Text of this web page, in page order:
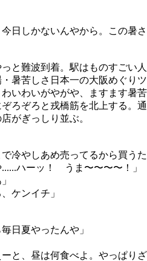
日しかないんやから。この暑さ
と難波到着。駅はものすごい人
暑苦しさ日本一の大阪めぐりツ
いわいがやがや、ますます暑苦
ろぞろと戎橋筋を北上する。通
がぎっしり並ぶ。
冷やしあめ売ってるから買うた
ハーッ！ うま〜〜〜〜！」
ケンイチ」
日夏やったんや」
ーと、昼は何食べよ。やっぱりざ